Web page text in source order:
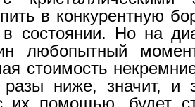
в конкурентную
состоянии. Но на
любопытный
стоимость
ниже, значит, и
их помощью, будет